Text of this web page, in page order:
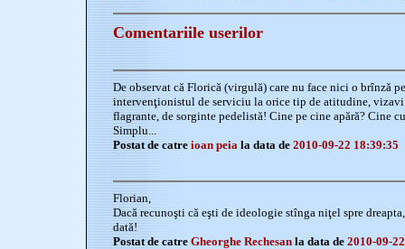
Comentariile userilor
De observat că Florică (virgulă) care nu face nici o brînză
intervenţionistul de serviciu la orice tip de atitudine,
flagrante, de sorginte pedelistă! Cine pe cine apără? Cine
Simplu...
Postat de catre ioan peia la data de 2010-09-22 18:39:35
Florian,
Dacă recunoşti că eşti de ideologie stînga niţel spre
dată!
Postat de catre Gheorghe Rechesan la data de 2010-09-